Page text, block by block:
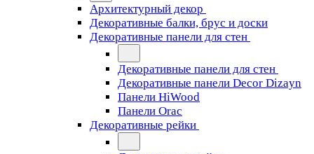
Архитектурный декор
Декоративные балки, брус и доски
Декоративные панели для стен
Декоративные панели для стен
Декоративные панели Decor Dizayn
Панели HiWood
Панели Orac
Декоративные рейки